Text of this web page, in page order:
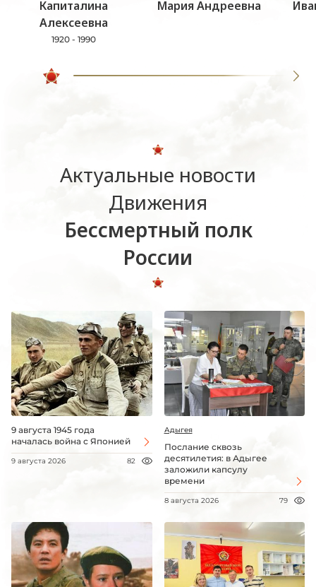
Капиталина
Алексеевна
1920 - 1990
Мария Андреевна
Актуальные новости
Движения
Бессмертный полк
России
9 августа 1945 года
началась война с Японией
9 августа 2026 82
Адыгея
Послание сквозь
десятилетия: в Адыгее
заложили капсулу
времени
8 августа 2026 79